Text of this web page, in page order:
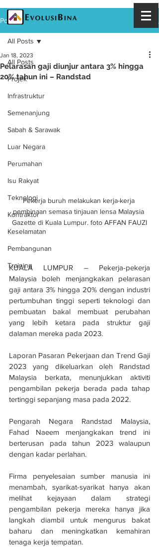
Post
All Posts
Projek
Infrastruktur
Semenanjung
Sabah & Sarawak
Luar Negara
Perumahan
Isu Rakyat
Teknologi
Kontraktor
Keselamatan
Pembangunan
Training
All Posts
Pelarasan gaji diunjur antara 3% hingga
20% tahun ini – Randstad
Jan 18, 2023
Pekerja buruh melakukan kerja-kerja
pembinaan semasa tinjauan lensa Malaysia
Gazette di Kuala Lumpur. foto AFFAN FAUZI
KUALA LUMPUR – Pekerja-pekerja
Malaysia boleh menjangkakan pelarasan
gaji antara 3% hingga 20% dengan industri
pertumbuhan tinggi seperti teknologi dan
pembuatan bakal membuat perubahan
yang lebih ketara pada struktur gaji
dalaman mereka pada 2023.
Laporan Pasaran Pekerjaan dan Trend Gaji
2023 yang dikeluarkan oleh Randstad
Malaysia berkata, menunjukkan aktiviti
pengambilan pekerja berada pada tahap
tertinggi sepanjang masa pada 2022.
Pengarah Negara Randstad Malaysia,
Fahad Naeem menjangkakan trend ini
berterusan pada tahun 2023 walaupun
dengan kadar perlahan.
Firma penyelesaian sumber manusia ini
menambah, syarikat-syarikat hanya akan
melihat kejayaan dalam strategi
pengambilan pekerja mereka hanya jika
langkah diambil untuk mengurus bakat
baharu dan meningkatkan kemahiran
tenaga kerja tempatan.